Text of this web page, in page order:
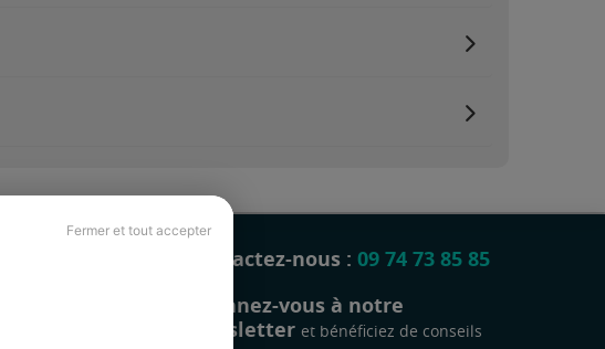
Fermer et tout accepter
Contactez-nous : 09 74 73 85 85
Abonnez-vous à notre
newsletter et bénéficiez de conseils